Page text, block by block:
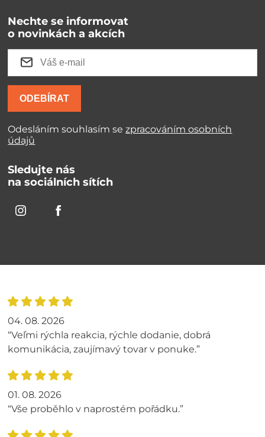
Nechte se informovat
o novinkách a akcích
ODEBÍRAT
Odesláním souhlasím sezpracováním osobních
údajů
Sledujte nás
na sociálních sítích
04. 08. 2026
“Veľmi rýchla reakcia, rýchle dodanie, dobrá
komunikácia, zaujímavý tovar v ponuke.”
01. 08. 2026
“Vše proběhlo v naprostém pořádku.”